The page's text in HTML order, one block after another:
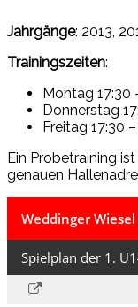
Jahrgänge: 2013,
Trainingszeiten:
Montag 17:30
Donnerstag
Freitag 17:30
Ein Probetraining
genauen